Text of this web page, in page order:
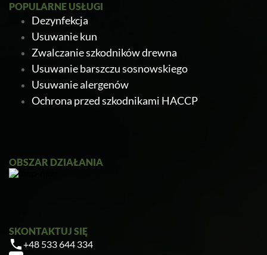
Zrobiłem/am już coś sam/a przed zabiegiem
OBSZAR DZIAŁANIA
POPULARNE USŁUGI
Dezynfekcja
Usuwanie kun
Zwalczanie szkodników drewna
Usuwanie barszczu sosnowskiego
Usuwanie alergenów
Ochrona przed szkodnikami HACCP
SKONTAKTUJ SIĘ
+48 533 644 334